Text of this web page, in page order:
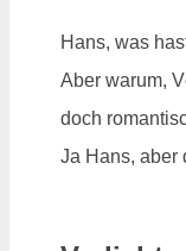
Hans, was
Aber warum,
doch
Ja Hans, aber